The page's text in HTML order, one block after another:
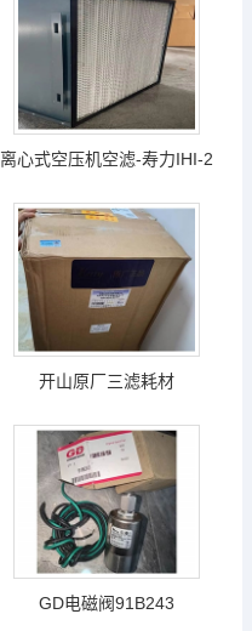
离心式空压机空滤-寿力IHI-2
开山原厂三滤耗材
GD电磁阀91B243